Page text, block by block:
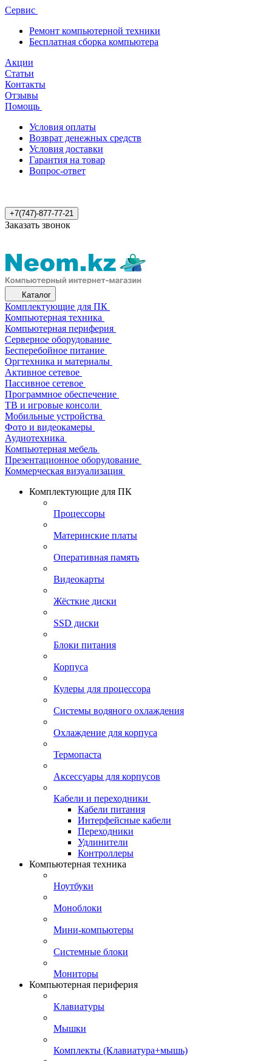
Сервис
Ремонт компьютерной техники
Бесплатная сборка компьютера
Акции
Статьи
Контакты
Отзывы
Помощь
Условия оплаты
Возврат денежных средств
Условия доставки
Гарантия на товар
Вопрос-ответ
+7(747)-877-77-21
Заказать звонок
Каталог
Комплектующие для ПК
Компьютерная техника
Компьютерная периферия
Серверное оборудование
Бесперебойное питание
Оргтехника и материалы
Активное сетевое
Пассивное сетевое
Программное обеспечение
ТВ и игровые консоли
Мобильные устройства
Фото и видеокамеры
Аудиотехника
Компьютерная мебель
Презентационное оборудование
Коммерческая визуализация
Комплектующие для ПК
Процессоры
Материнские платы
Оперативная память
Видеокарты
Жёсткие диски
SSD диски
Блоки питания
Корпуса
Кулеры для процессора
Системы водяного охлаждения
Охлаждение для корпуса
Термопаста
Аксессуары для корпусов
Кабели и переходники
Кабели питания
Интерфейсные кабели
Переходники
Удлинители
Контроллеры
Компьютерная техника
Ноутбуки
Моноблоки
Мини-компьютеры
Системные блоки
Мониторы
Компьютерная периферия
Клавиатуры
Мышки
Комплекты (Клавиатура+мышь)